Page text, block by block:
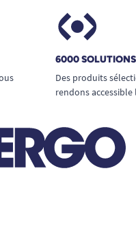
6000
Des produits
rendons